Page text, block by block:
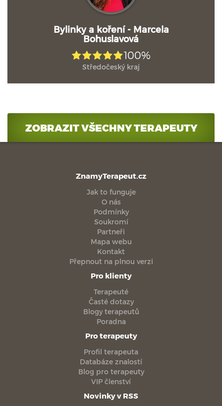
Bylinky a koření - Marcela
Bohuslavová
100%
Středočeský kraj
ZOBRAZIT VŠECHNY TERAPEUTY
ZnamyTerapeut.cz
Jak to funguje
O nás
Podmínky
Soukromí
Partneři
Mapa webu
Kontakt
Přepnout na plnou verzi
Pro klienty
Terapeuté
Časté dotazy
Blogy terapeutů
Poradna
Pro terapeuty
Profil terapeuta
Databáze znalostí
Blog pro terapeuty
VIP členství
Novinky v RSS